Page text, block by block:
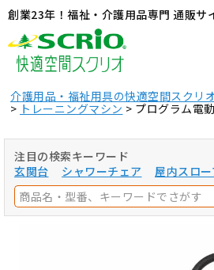
創業23年！福祉・介護用品専門 通販サ
介護用品・福祉用具の快適空間スクリ
トレーニングマシン
プログラム電
注目の検索キーワード
玄関台
シャワーチェア 屋内スロ